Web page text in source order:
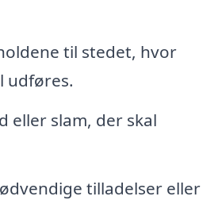
til stedet, hvor
udføres.
eller slam, der skal
tilladelser eller